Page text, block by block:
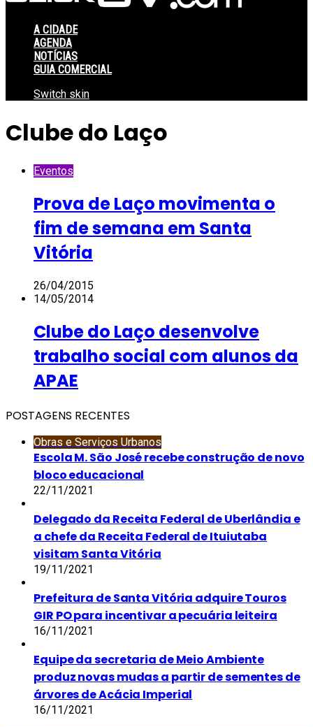
A CIDADE
AGENDA
NOTÍCIAS
GUIA COMERCIAL
Switch skin
Clube do Laço
Eventos
Prova de Laço movimenta o
fim de semana em Santa
Vitória
26/04/2015
14/05/2014
Clube do Laço desenvolve
trabalho social com alunos da
APAE
POSTAGENS RECENTES
Obras e Serviços Urbanos
Escola M. São José recebe construção de novo
bloco educacional
22/11/2021
Delegado da Receita Federal de Uberlândia e
a chefe da Receita Federal de Ituiutaba
visitam Santa Vitória
19/11/2021
Prefeitura de Santa Vitória adquire Touros
GIR PO para incentivar a pecuária leiteira
16/11/2021
Equipe da secretaria de Meio Ambiente
produz novas mudas a partir de sementes de
árvores de Acácia Imperial
16/11/2021